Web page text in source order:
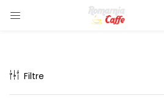
LOGIN
Filtre